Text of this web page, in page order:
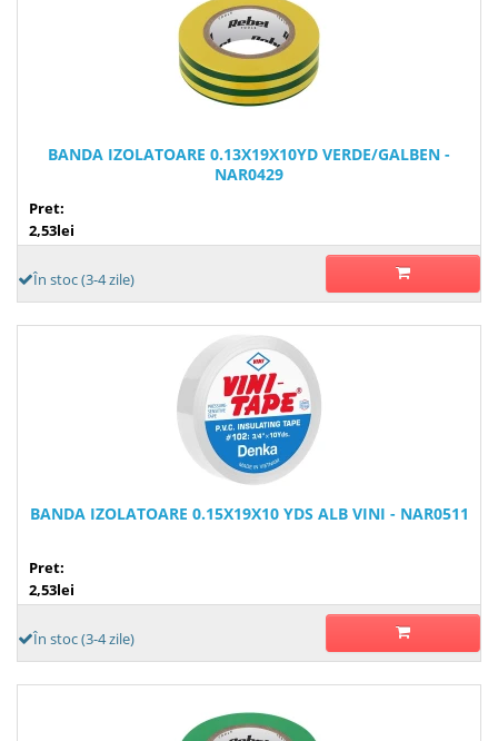
BANDA IZOLATOARE 0.13X19X10YD VERDE/GALBEN -
NAR0429
Pret:
2,53lei
În stoc (3-4 zile)
BANDA IZOLATOARE 0.15X19X10 YDS ALB VINI - NAR0511
Pret:
2,53lei
În stoc (3-4 zile)